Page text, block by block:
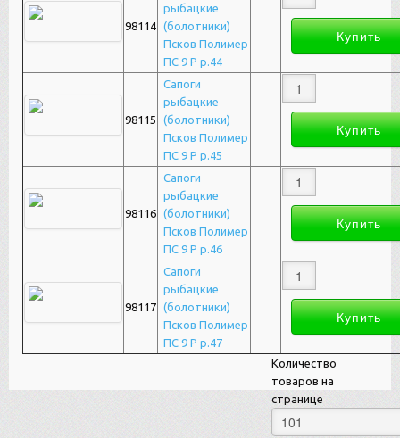
98114
рыбацкие
(болотники)
Псков Полимер
ПС 9 Р р.44
98115
Сапоги
рыбацкие
(болотники)
Псков Полимер
ПС 9 Р р.45
98116
Сапоги
рыбацкие
(болотники)
Псков Полимер
ПС 9 Р р.46
98117
Сапоги
рыбацкие
(болотники)
Псков Полимер
ПС 9 Р р.47
Количество
товаров на
странице